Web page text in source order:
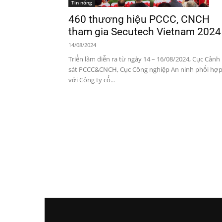
Tin nóng
460 thương hiệu PCCC, CNCH
tham gia Secutech Vietnam 2024
14/08/2024
Triển lãm diễn ra từ ngày 14 – 16/08/2024, Cục Cảnh
sát PCCC&CNCH, Cục Công nghiệp An ninh phối hợp
với Công ty cổ...